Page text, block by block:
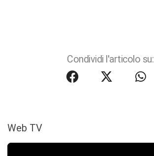
Condividi l'articolo su:
Web TV